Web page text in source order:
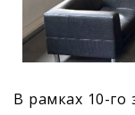
В рамках 10-го